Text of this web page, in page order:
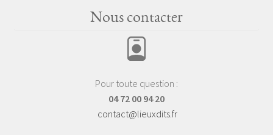
Nous contacter
Pour toute question :
04 72 00 94 20
contact@lieuxdits.fr